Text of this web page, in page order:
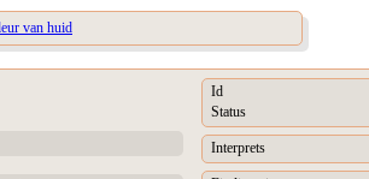
van huid
Id
Status
Interprets